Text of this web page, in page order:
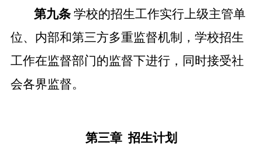
第九条 学校的招生工作实行上级主管单
位、内部和第三方多重监督机制，学校招生
工作在监督部门的监督下进行，同时接受社
会各界监督。
第三章 招生计划